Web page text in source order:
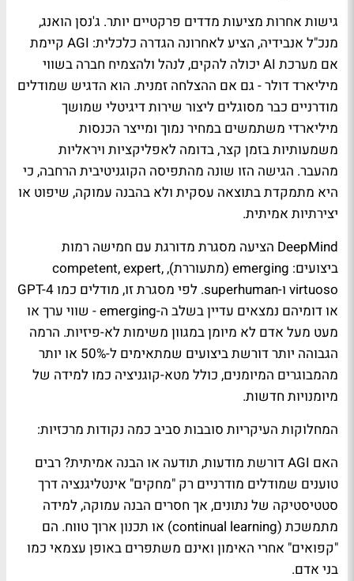
גישות אחרות מציעות מדדים פרקטיים יותר. ג'נסן הואנג,
מנכ"ל אנבידיה, הציע לאחרונה הגדרה כלכלית: AGI קיימת
אם מערכת AI יכולה להקים, לנהל ולהצמיח חברה בשווי
מיליארד דולר - גם אם ההצלחה זמנית. הוא הדגיש שמודלים
מודרניים כבר מסוגלים ליצור שירות דיגיטלי שמושך
מיליארדי משתמשים במחיר נמוך ומייצר הכנסות
משמעותיות בזמן קצר, בדומה לאפליקציות ויראליות
מהעבר. הגישה הזו שונה מהתפיסה הקוגניטיבית הרחבה, כי
היא מתמקדת בתוצאה עסקית ולא בהבנה עמוקה, שיפוט או
יצירתיות אמיתית.
DeepMind הציעה מסגרת מדורגת עם חמישה רמות
ביצועים: emerging (מתעוררת), competent, expert,
virtuoso ו-superhuman. לפי מסגרת זו, מודלים כמו GPT-4
או דומיהם נמצאים עדיין בשלב ה-emerging - שווי ערך או
מעט מעל אדם לא מיומן במגוון משימות לא-פיזיות. הרמה
הגבוהה יותר דורשת ביצועים שמתאימים ל-50% או יותר
מהמבוגרים המיומנים, כולל מטא-קוגניציה כמו למידה של
מיומנויות חדשות.
המחלוקות העיקריות סובבות סביב כמה נקודות מרכזיות:
האם AGI דורשת מודעות, תודעה או הבנה אמיתית? רבים
טוענים שמודלים מודרניים רק "מחקים" אינטליגנציה דרך
סטטיסטיקה של נתונים, אך חסרים הבנה עמוקה, למידה
מתמשכת (continual learning) או תכנון ארוך טווח. הם
"קפואים" אחרי האימון ואינם משתפרים באופן עצמאי כמו
בני אדם.